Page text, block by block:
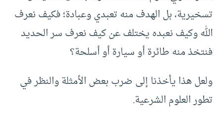
تسخيرية، بل الهدف منه تعبدي وعبادة؛ فكيف نعرف
الله وكيف نعبده يختلف عن كيف نعرف سر الحديد
فنتخذ منه طائرة أو سيارة أو أسلحة؟
ولعل هذا يأخذنا إلى ضرب بعض الأمثلة والنظر في
تطور العلوم الشرعية.